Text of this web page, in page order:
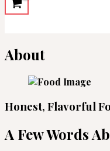
About
Honest, Flavorful
A Few Words